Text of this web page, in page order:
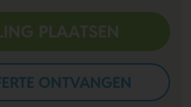
PLAATSEN
ONTVANGEN